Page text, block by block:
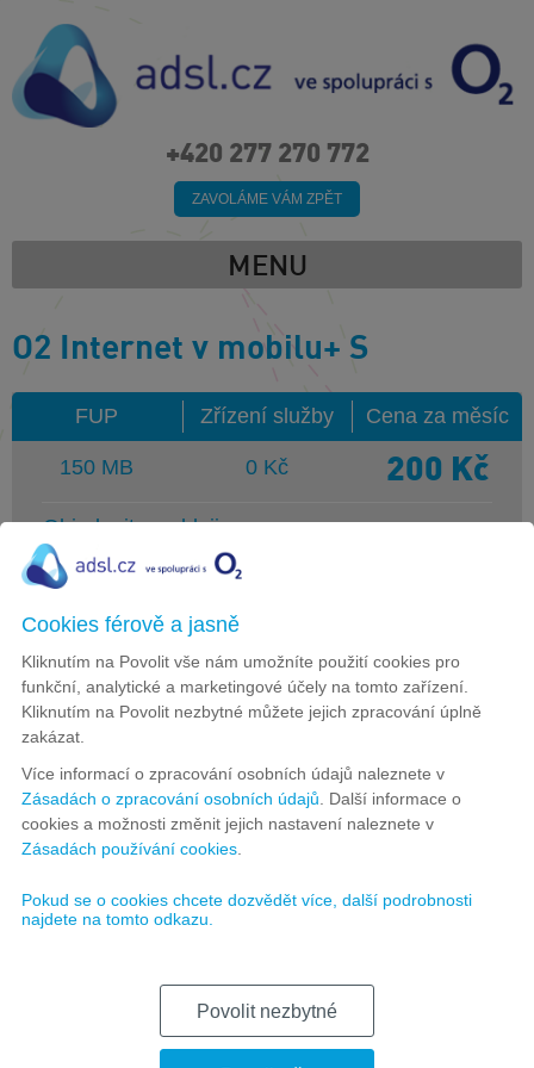
+420 277 270 772
ZAVOLÁME VÁM ZPĚT
MENU
O2 Internet v mobilu+ S
FUP
150 MB
Zřízení služby
0 Kč
Cena za měsíc
200 Kč
Objednejte rychleji
Novou službu si budete užívat
do 3 pracovních dnů
Chcete poradit s výběrem?
Zavoláme vám zdarma zpět.
Popis a výhody služby O2 Internet v
O2 Internet v mobilu+ S využijete pro občasné používání internetu,
psaní e-mailů nebo sledování novinek na Facebooku ve vašem
chytrém mobilním telefonu.
Cookies férově a jasně
Kliknutím na Povolit vše nám umožníte použití cookies pro
funkční, analytické a marketingové účely na tomto zařízení.
Kliknutím na Povolit nezbytné můžete jejich zpracování úplně
zakázat.
Více informací o zpracování osobních údajů naleznete v
Zásadách o zpracování osobních údajů. Další informace o
cookies a možnosti změnit jejich nastavení naleznete v
Zásadách používání cookies.
Pokud se o cookies chcete dozvědět více, další podrobnosti
najdete na tomto odkazu.
Povolit nezbytné